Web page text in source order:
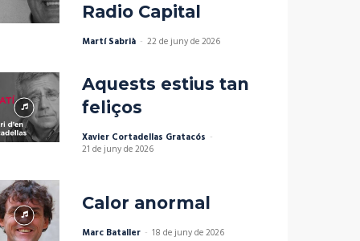
Radio Capital
Martí Sabrià - 22 de juny de 2026
Aquests estius tan
feliços
Xavier Cortadellas Gratacós -
21 de juny de 2026
Calor anormal
Marc Bataller - 18 de juny de 2026